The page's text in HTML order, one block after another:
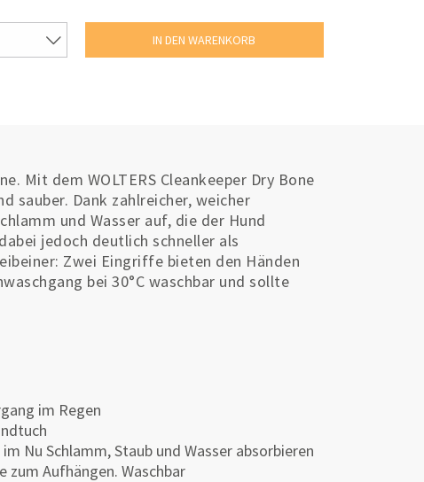
Mit dem WOLTERS Cleankeeper Dry Bone
sauber. Dank zahlreicher, weicher
und Wasser auf, die der Hund
jedoch deutlich schneller als
Zwei Eingriffe bieten den Händen
bei 30°C waschbar und sollte
im Regen
Nu Schlamm, Staub und Wasser absorbieren
Aufhängen. Waschbar